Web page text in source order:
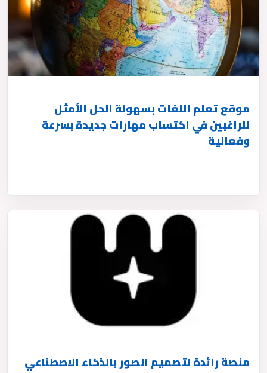
موقع تعلم اللغات بسهولة الحل الأمثل
للراغبين في اكتساب مهارات جديدة بسرعة
وفعالية
منصة رائدة لتصميم الصور بالذكاء الاصطناعي